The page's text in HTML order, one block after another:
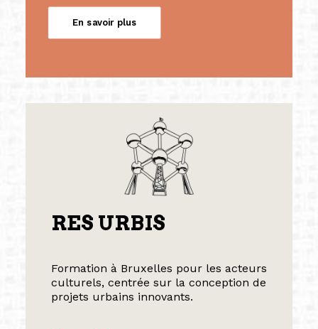
En savoir plus
RES URBIS
Formation à Bruxelles pour les acteurs
culturels, centrée sur la conception de
projets urbains innovants.